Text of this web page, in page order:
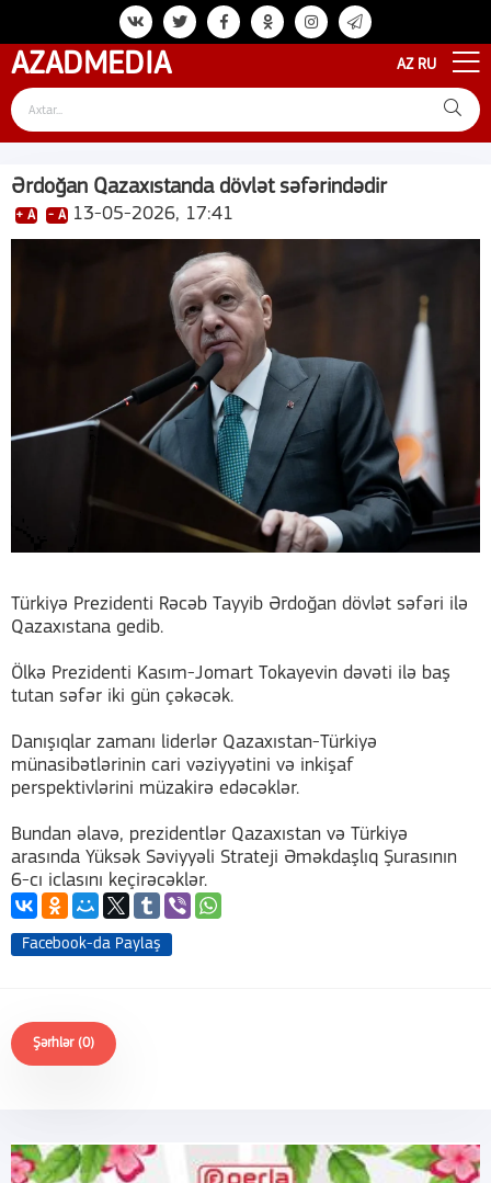
AZADMEDIA AZ RU
Ərdoğan Qazaxıstanda dövlət səfərindədir
+ A - A 13-05-2026, 17:41
Türkiyə Prezidenti Rəcəb Tayyib Ərdoğan dövlət səfəri ilə
Qazaxıstana gedib.
Ölkə Prezidenti Kasım-Jomart Tokayevin dəvəti ilə baş
tutan səfər iki gün çəkəcək.
Danışıqlar zamanı liderlər Qazaxıstan-Türkiyə
münasibətlərinin cari vəziyyətini və inkişaf
perspektivlərini müzakirə edəcəklər.
Bundan əlavə, prezidentlər Qazaxıstan və Türkiyə
arasında Yüksək Səviyyəli Strateji Əməkdaşlıq Şurasının
6-cı iclasını keçirəcəklər.
Facebook-da Paylaş
Şərhlər (0)